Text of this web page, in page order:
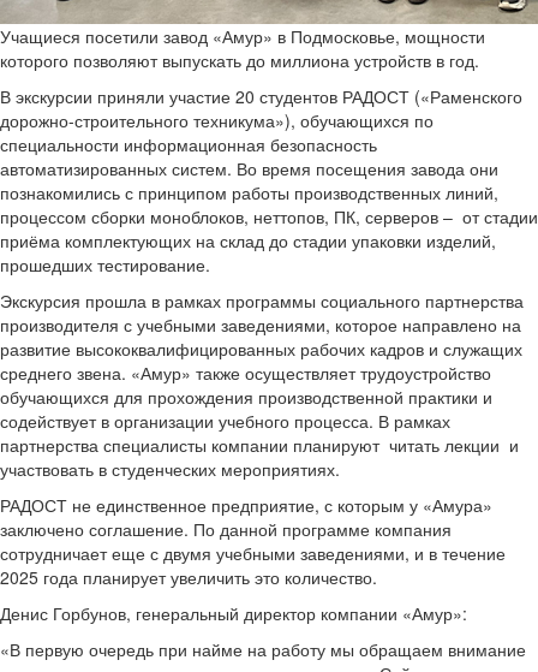
Учащиеся посетили завод «Амур» в Подмосковье, мощности
которого позволяют выпускать до миллиона устройств в год.
В экскурсии приняли участие 20 студентов РАДОСТ («Раменского
дорожно-строительного техникума»), обучающихся по
специальности информационная безопасность
автоматизированных систем. Во время посещения завода они
познакомились с принципом работы производственных линий,
процессом сборки моноблоков, неттопов, ПК, серверов – от стадии
приёма комплектующих на склад до стадии упаковки изделий,
прошедших тестирование.
Экскурсия прошла в рамках программы социального партнерства
производителя с учебными заведениями, которое направлено на
развитие высококвалифицированных рабочих кадров и служащих
среднего звена. «Амур» также осуществляет трудоустройство
обучающихся для прохождения производственной практики и
содействует в организации учебного процесса. В рамках
партнерства специалисты компании планируют читать лекции и
участвовать в студенческих мероприятиях.
РАДОСТ не единственное предприятие, с которым у «Амура»
заключено соглашение. По данной программе компания
сотрудничает еще с двумя учебными заведениями, и в течение
2025 года планирует увеличить это количество.
Денис Горбунов, генеральный директор компании «Амур»:
«В первую очередь при найме на работу мы обращаем внимание